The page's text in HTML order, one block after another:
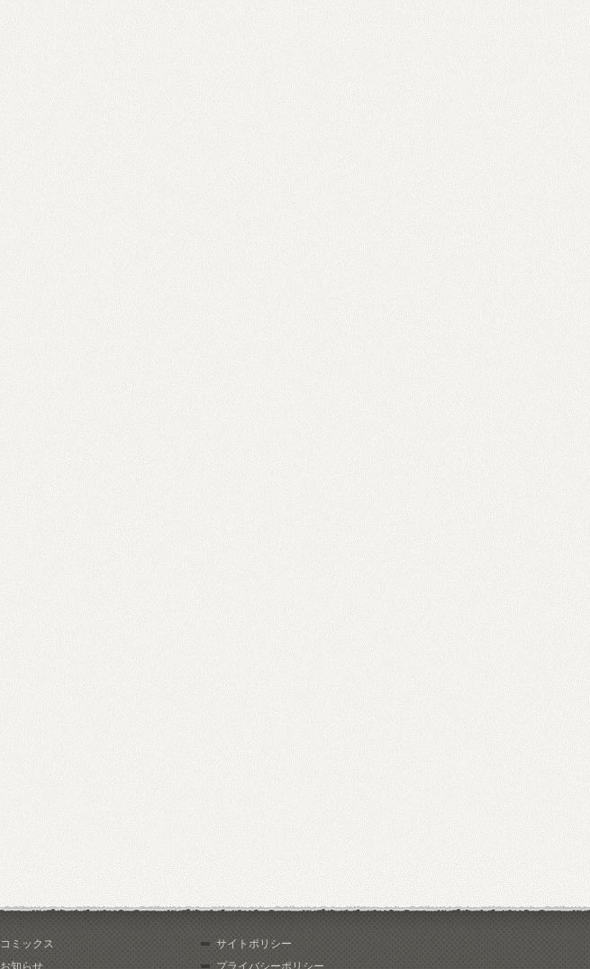
コミックス
お知らせ
サイトポリシー
プライバシーポリシー